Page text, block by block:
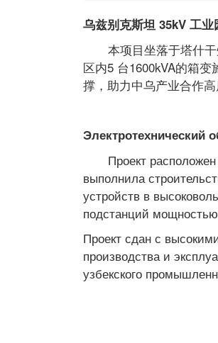
乌兹别克斯坦 35kV 工
本项目坐落于塔什干
区内5 台1600kVA的箱
撑，助力中乌产业合作高
Электротехнический
Проект расположен
выполнила
устройств в
подстанций
Проект сдан с
производства и
узбекского